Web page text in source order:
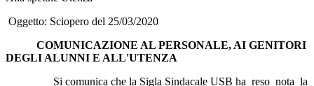
Oggetto: Sciopero del 25/03/2020
COMUNICAZIONE AL PERSONALE, AI GENITORI
DEGLI ALUNNI E ALL'UTENZA
Si comunica che la Sigla Sindacale USB ha reso nota la